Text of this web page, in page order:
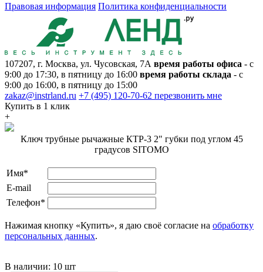
Правовая информация Политика конфиденциальности
107207, г. Москва, ул. Чусовская, 7А время работы офиса - с
9:00 до 17:30, в пятницу до 16:00 время работы склада - с
9:00 до 16:00, в пятницу до 15:00
zakaz@instrland.ru +7 (495) 120-70-62 перезвонить мне
Купить в 1 клик
+
Ключ трубные рычажные КТР-3 2" губки под углом 45
градусов SITOMO
Имя*
E-mail
Телефон*
Нажимая кнопку «Купить», я даю своё согласие на обработку
персональных данных.
В наличии: 10 шт